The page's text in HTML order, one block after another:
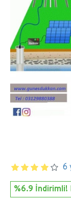
6
%6.9 İndirimli!